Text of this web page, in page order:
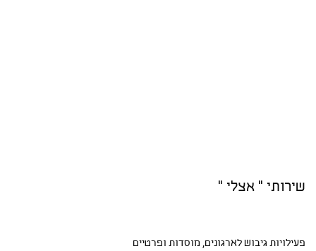
שירותי " אצלי "
פעילויות גיבושלארגונים, מוסדות ופרטיים